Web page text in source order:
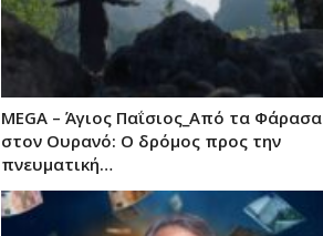
MEGA – Άγιος Παΐσιος_Από τα Φάρασα
στον Ουρανό: Ο δρόμος προς την
πνευματική…